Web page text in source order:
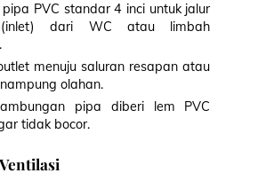
pipa PVC standar 4 inci untuk jalur
dari WC atau limbah
menuju saluran resapan atau
olahan.
pipa diberi lem PVC
tidak bocor.